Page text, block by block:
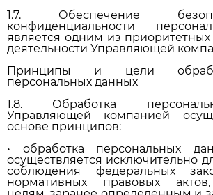
1.7. Обеспечение
конфиденциальности
является одним из
деятельности Управляющей
Принципы и цели
персональных данных
1.8. Обработка
Управляющей компанией
основе принципов:
• обработка персональных
осуществляется исключительно
соблюдения федеральных
нормативных правовых актов,